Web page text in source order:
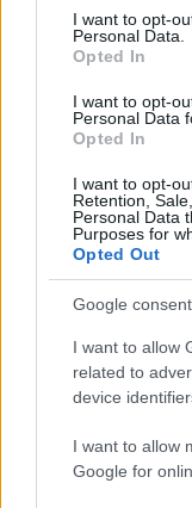
consent section.
I want to opt-
Personal Data.
Opted In
I want to opt-
Personal Data
Opted In
I want to opt-
Retention,
Personal Data
Purposes for
Opted Out
Google
I want to allow
related to
device
I want to allow
Google for
Szedjük a
2012. 06. 29.|
ingyen vannak,
belépődíj nélküli
egyik legkiválóbb